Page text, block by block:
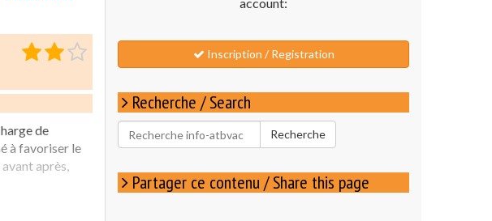
de
à favoriser le
après,
Inscription / Registration
Recherche / Search
Rechercher
pour
Recherche
Partager ce contenu / Share this page